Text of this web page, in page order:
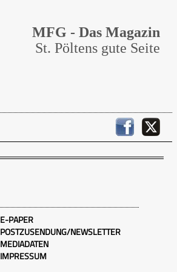
MFG - Das Magazin
St. Pöltens gute Seite
E-PAPER
POSTZUSENDUNG/NEWSLETTER
MEDIADATEN
IMPRESSUM